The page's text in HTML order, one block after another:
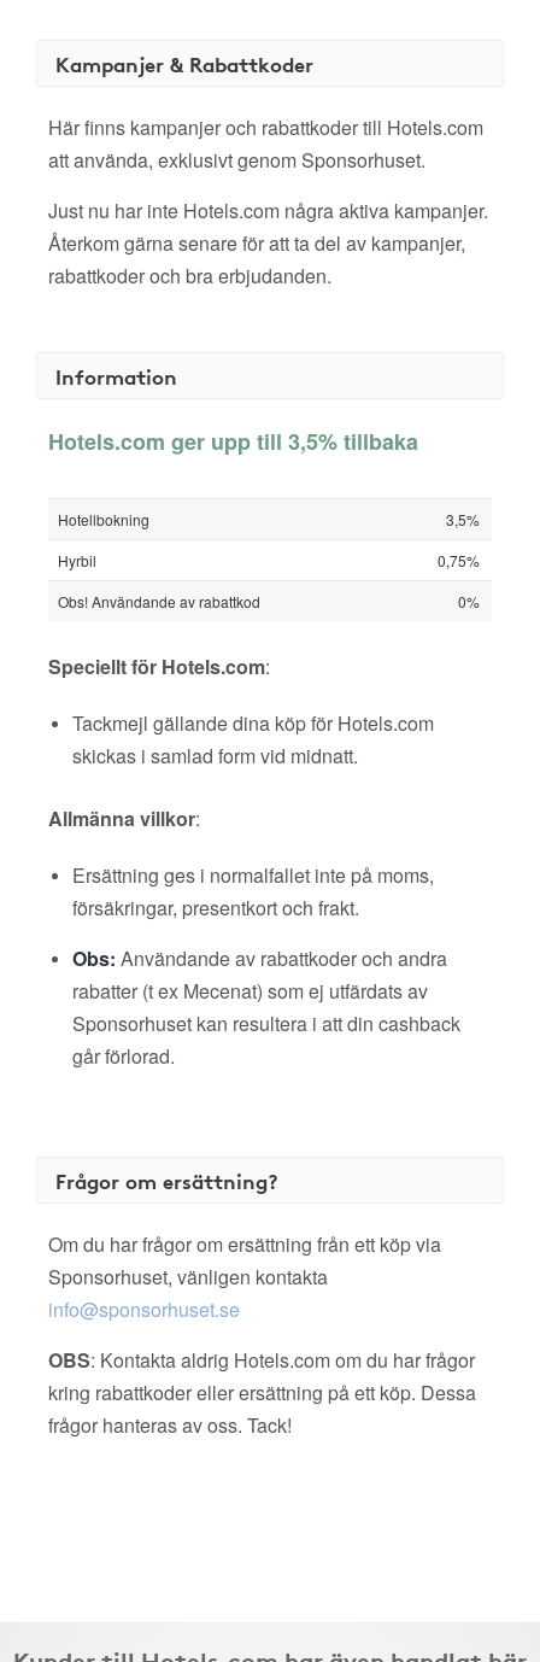
Kampanjer & Rabattkoder
Här finns kampanjer och rabattkoder till Hotels.com
att använda, exklusivt genom Sponsorhuset.
Just nu har inte Hotels.com några aktiva kampanjer.
Återkom gärna senare för att ta del av kampanjer,
rabattkoder och bra erbjudanden.
Information
Hotels.com ger upp till 3,5% tillbaka
Hotellbokning
3,5%
Hyrbil
0,75%
Obs! Användande av rabattkod
0%
Speciellt för Hotels.com:
Tackmejl gällande dina köp för Hotels.com
skickas i samlad form vid midnatt.
Allmänna villkor:
Ersättning ges i normalfallet inte på moms,
försäkringar, presentkort och frakt.
Obs: Användande av rabattkoder och andra
rabatter (t ex Mecenat) som ej utfärdats av
Sponsorhuset kan resultera i att din cashback
går förlorad.
Frågor om ersättning?
Om du har frågor om ersättning från ett köp via
Sponsorhuset, vänligen kontakta
info@sponsorhuset.se
OBS: Kontakta aldrig Hotels.com om du har frågor
kring rabattkoder eller ersättning på ett köp. Dessa
frågor hanteras av oss. Tack!